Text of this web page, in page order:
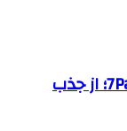
خدمات شبکه‌های اجتماعی 7Panel؛ از جذب